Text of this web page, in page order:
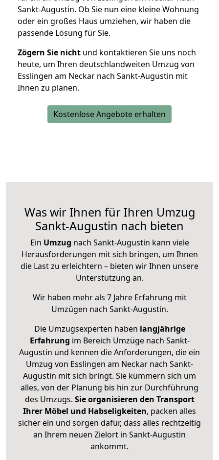
Sankt-Augustin. Ob Sie nun eine kleine Wohnung
oder ein großes Haus umziehen, wir haben die
passende Lösung für Sie.
Zögern Sie nicht und kontaktieren Sie uns noch
heute, um Ihren deutschlandweiten Umzug von
Esslingen am Neckar nach Sankt-Augustin mit
Ihnen zu planen.
Kostenlose Angebote erhalten
Was wir Ihnen für Ihren Umzug
Sankt-Augustin nach bieten
Ein Umzug nach Sankt-Augustin kann viele
Herausforderungen mit sich bringen, um Ihnen
die Last zu erleichtern – bieten wir Ihnen unsere
Unterstützung an.
Wir haben mehr als 7 Jahre Erfahrung mit
Umzügen nach Sankt-Augustin.
Die Umzugsexperten haben langjährige
Erfahrung im Bereich Umzüge nach Sankt-
Augustin und kennen die Anforderungen, die ein
Umzug von Esslingen am Neckar nach Sankt-
Augustin mit sich bringt. Sie kümmern sich um
alles, von der Planung bis hin zur Durchführung
des Umzugs. Sie organisieren den Transport
Ihrer Möbel und Habseligkeiten, packen alles
sicher ein und sorgen dafür, dass alles rechtzeitig
an Ihrem neuen Zielort in Sankt-Augustin
ankommt.